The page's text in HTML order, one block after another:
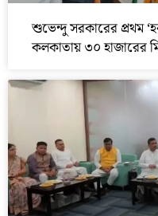
শুভেন্দু সরকারের প্রথম
কলকাতায় ৩০ হাজারের